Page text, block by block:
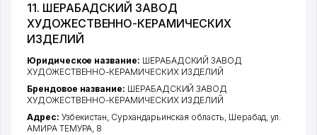
11. ШЕРАБАДСКИЙ ЗАВОД
ХУДОЖЕСТВЕННО-КЕРАМИЧЕСКИХ
ИЗДЕЛИЙ
Юридическое название: ШЕРАБАДСКИЙ ЗАВОД
ХУДОЖЕСТВЕННО-КЕРАМИЧЕСКИХ ИЗДЕЛИЙ
Брендовое название: ШЕРАБАДСКИЙ ЗАВОД
ХУДОЖЕСТВЕННО-КЕРАМИЧЕСКИХ ИЗДЕЛИЙ
Адрес: Узбекистан, Сурхандарьинская область, Шерабад,ул.
АМИРА ТЕМУРА, 8